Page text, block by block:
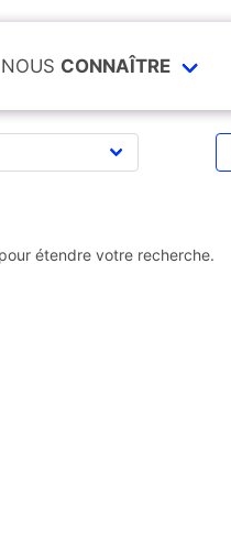
NOUS CONNAÎTRE
étendre votre recherche.